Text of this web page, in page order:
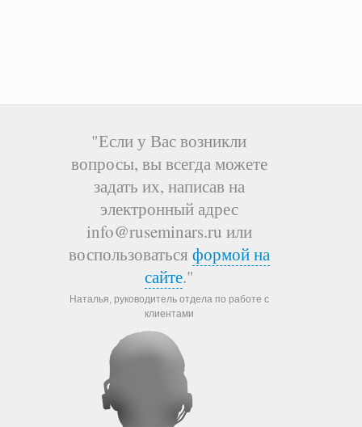
"Если у Вас возникли
вопросы, вы всегда можете
задать их, написав на
электронный адрес
info@ruseminars.ru или
воспользоваться формой на
сайте."
Наталья, руководитель отдела по работе с
клиентами